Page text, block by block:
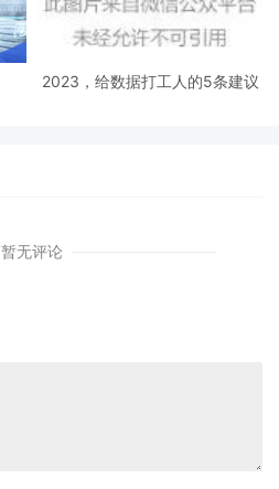
2023，给数据打工人的5条建议
暂无评论